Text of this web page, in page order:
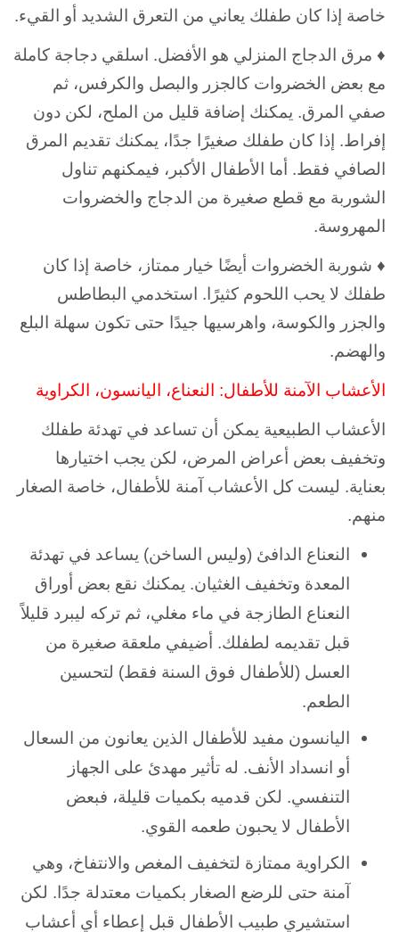
خاصة إذا كان طفلك يعاني من التعرق الشديد أو القيء.
♦ مرق الدجاج المنزلي هو الأفضل. اسلقي دجاجة كاملة
مع بعض الخضروات كالجزر والبصل والكرفس، ثم
صفي المرق. يمكنك إضافة قليل من الملح، لكن دون
إفراط. إذا كان طفلك صغيرًا جدًا، يمكنك تقديم المرق
الصافي فقط. أما الأطفال الأكبر، فيمكنهم تناول
الشوربة مع قطع صغيرة من الدجاج والخضروات
المهروسة.
♦ شوربة الخضروات أيضًا خيار ممتاز، خاصة إذا كان
طفلك لا يحب اللحوم كثيرًا. استخدمي البطاطس
والجزر والكوسة، واهرسيها جيدًا حتى تكون سهلة البلع
والهضم.
الأعشاب الآمنة للأطفال: النعناع، اليانسون، الكراوية
الأعشاب الطبيعية يمكن أن تساعد في تهدئة طفلك
وتخفيف بعض أعراض المرض، لكن يجب اختيارها
بعناية. ليست كل الأعشاب آمنة للأطفال، خاصة الصغار
منهم.
النعناع الدافئ (وليس الساخن) يساعد في تهدئة
المعدة وتخفيف الغثيان. يمكنك نقع بعض أوراق
النعناع الطازجة في ماء مغلي، ثم تركه ليبرد قليلاً
قبل تقديمه لطفلك. أضيفي ملعقة صغيرة من
العسل (للأطفال فوق السنة فقط) لتحسين
الطعم.
اليانسون مفيد للأطفال الذين يعانون من السعال
أو انسداد الأنف. له تأثير مهدئ على الجهاز
التنفسي. لكن قدميه بكميات قليلة، فبعض
الأطفال لا يحبون طعمه القوي.
الكراوية ممتازة لتخفيف المغص والانتفاخ، وهي
آمنة حتى للرضع الصغار بكميات معتدلة جدًا. لكن
استشيري طبيب الأطفال قبل إعطاء أي أعشاب